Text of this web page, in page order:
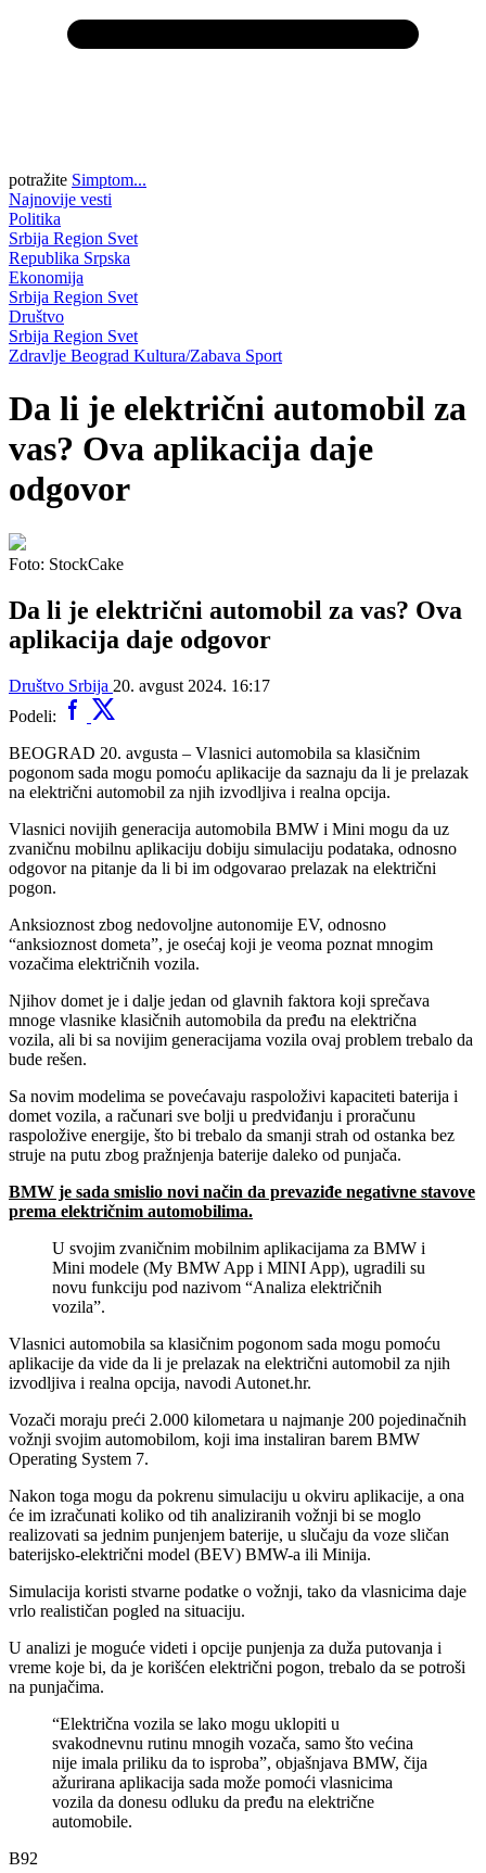
potražite Simptom...
Najnovije vesti
Politika
Srbija Region Svet
Republika Srpska
Ekonomija
Srbija Region Svet
Društvo
Srbija Region Svet
Zdravlje Beograd Kultura/Zabava Sport
Da li je električni automobil za
vas? Ova aplikacija daje
odgovor
Foto: StockCake
Da li je električni automobil za vas? Ova
aplikacija daje odgovor
Društvo Srbija 20. avgust 2024. 16:17
Podeli:
BEOGRAD 20. avgusta – Vlasnici automobila sa klasičnim
pogonom sada mogu pomoću aplikacije da saznaju da li je prelazak
na električni automobil za njih izvodljiva i realna opcija.
Vlasnici novijih generacija automobila BMW i Mini mogu da uz
zvaničnu mobilnu aplikaciju dobiju simulaciju podataka, odnosno
odgovor na pitanje da li bi im odgovarao prelazak na električni
pogon.
Anksioznost zbog nedovoljne autonomije EV, odnosno
“anksioznost dometa”, je osećaj koji je veoma poznat mnogim
vozačima električnih vozila.
Njihov domet je i dalje jedan od glavnih faktora koji sprečava
mnoge vlasnike klasičnih automobila da pređu na električna
vozila, ali bi sa novijim generacijama vozila ovaj problem trebalo da
bude rešen.
Sa novim modelima se povećavaju raspoloživi kapaciteti baterija i
domet vozila, a računari sve bolji u predviđanju i proračunu
raspoložive energije, što bi trebalo da smanji strah od ostanka bez
struje na putu zbog pražnjenja baterije daleko od punjača.
BMW je sada smislio novi način da prevaziđe negativne stavove
prema električnim automobilima.
U svojim zvaničnim mobilnim aplikacijama za BMW i
Mini modele (My BMW App i MINI App), ugradili su
novu funkciju pod nazivom “Analiza električnih
vozila”.
Vlasnici automobila sa klasičnim pogonom sada mogu pomoću
aplikacije da vide da li je prelazak na električni automobil za njih
izvodljiva i realna opcija, navodi Autonet.hr.
Vozači moraju preći 2.000 kilometara u najmanje 200 pojedinačnih
vožnji svojim automobilom, koji ima instaliran barem BMW
Operating System 7.
Nakon toga mogu da pokrenu simulaciju u okviru aplikacije, a ona
će im izračunati koliko od tih analiziranih vožnji bi se moglo
realizovati sa jednim punjenjem baterije, u slučaju da voze sličan
baterijsko-električni model (BEV) BMW-a ili Minija.
Simulacija koristi stvarne podatke o vožnji, tako da vlasnicima daje
vrlo realističan pogled na situaciju.
U analizi je moguće videti i opcije punjenja za duža putovanja i
vreme koje bi, da je korišćen električni pogon, trebalo da se potroši
na punjačima.
“Električna vozila se lako mogu uklopiti u
svakodnevnu rutinu mnogih vozača, samo što većina
nije imala priliku da to isproba”, objašnjava BMW, čija
ažurirana aplikacija sada može pomoći vlasnicima
vozila da donesu odluku da pređu na električne
automobile.
B92